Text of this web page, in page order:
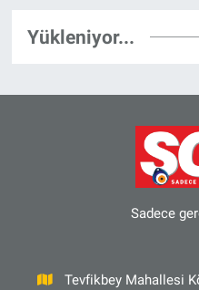
Yükleniyor...
Sadece
Tevfikbey Mahallesi